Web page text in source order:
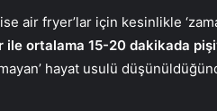
air fryer’lar için kesinlikle
ile ortalama 15-20 dakikada
hayat usulü